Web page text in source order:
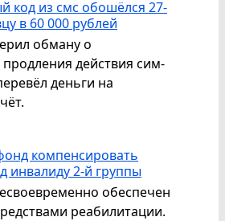
код из смс обошёлся 27-
в 60 000 рублей
обману о
действия сим-
деньги на
компенсировать
инвалиду 2-й группы
обеспечен
реабилитации.